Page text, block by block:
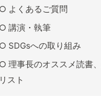
よくあるご質問
講演・執筆
SDGsへの取り組み
理事長のオススメ読書
リスト